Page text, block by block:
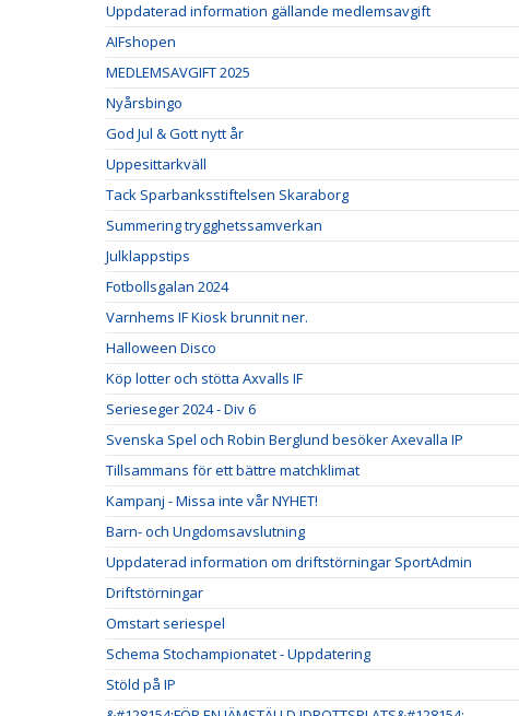
Uppdaterad information gällande medlemsavgift
AIFshopen
MEDLEMSAVGIFT 2025
Nyårsbingo
God Jul & Gott nytt år
Uppesittarkväll
Tack Sparbanksstiftelsen Skaraborg
Summering trygghetssamverkan
Julklappstips
Fotbollsgalan 2024
Varnhems IF Kiosk brunnit ner.
Halloween Disco
Köp lotter och stötta Axvalls IF
Serieseger 2024 - Div 6
Svenska Spel och Robin Berglund besöker Axevalla IP
Tillsammans för ett bättre matchklimat
Kampanj - Missa inte vår NYHET!
Barn- och Ungdomsavslutning
Uppdaterad information om driftstörningar SportAdmin
Driftstörningar
Omstart seriespel
Schema Stochampionatet - Uppdatering
Stöld på IP